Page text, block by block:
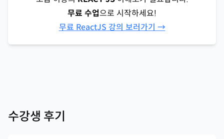
무료 수업으로 시작하세요!
무료 ReactJS 강의 보러가기 →
수강생 후기